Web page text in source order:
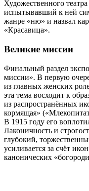
Художественного
испытывавший к ней
жанре «ню» и назвал
«Красавица».
Великие миссии
Финальный раздел
миссии». В первую
из главных женских
эта тема восходит к
из распространённых
кормящая»
В 1915 году его
Лаконичность и
глубокий,
усиливается за счёт
канонических